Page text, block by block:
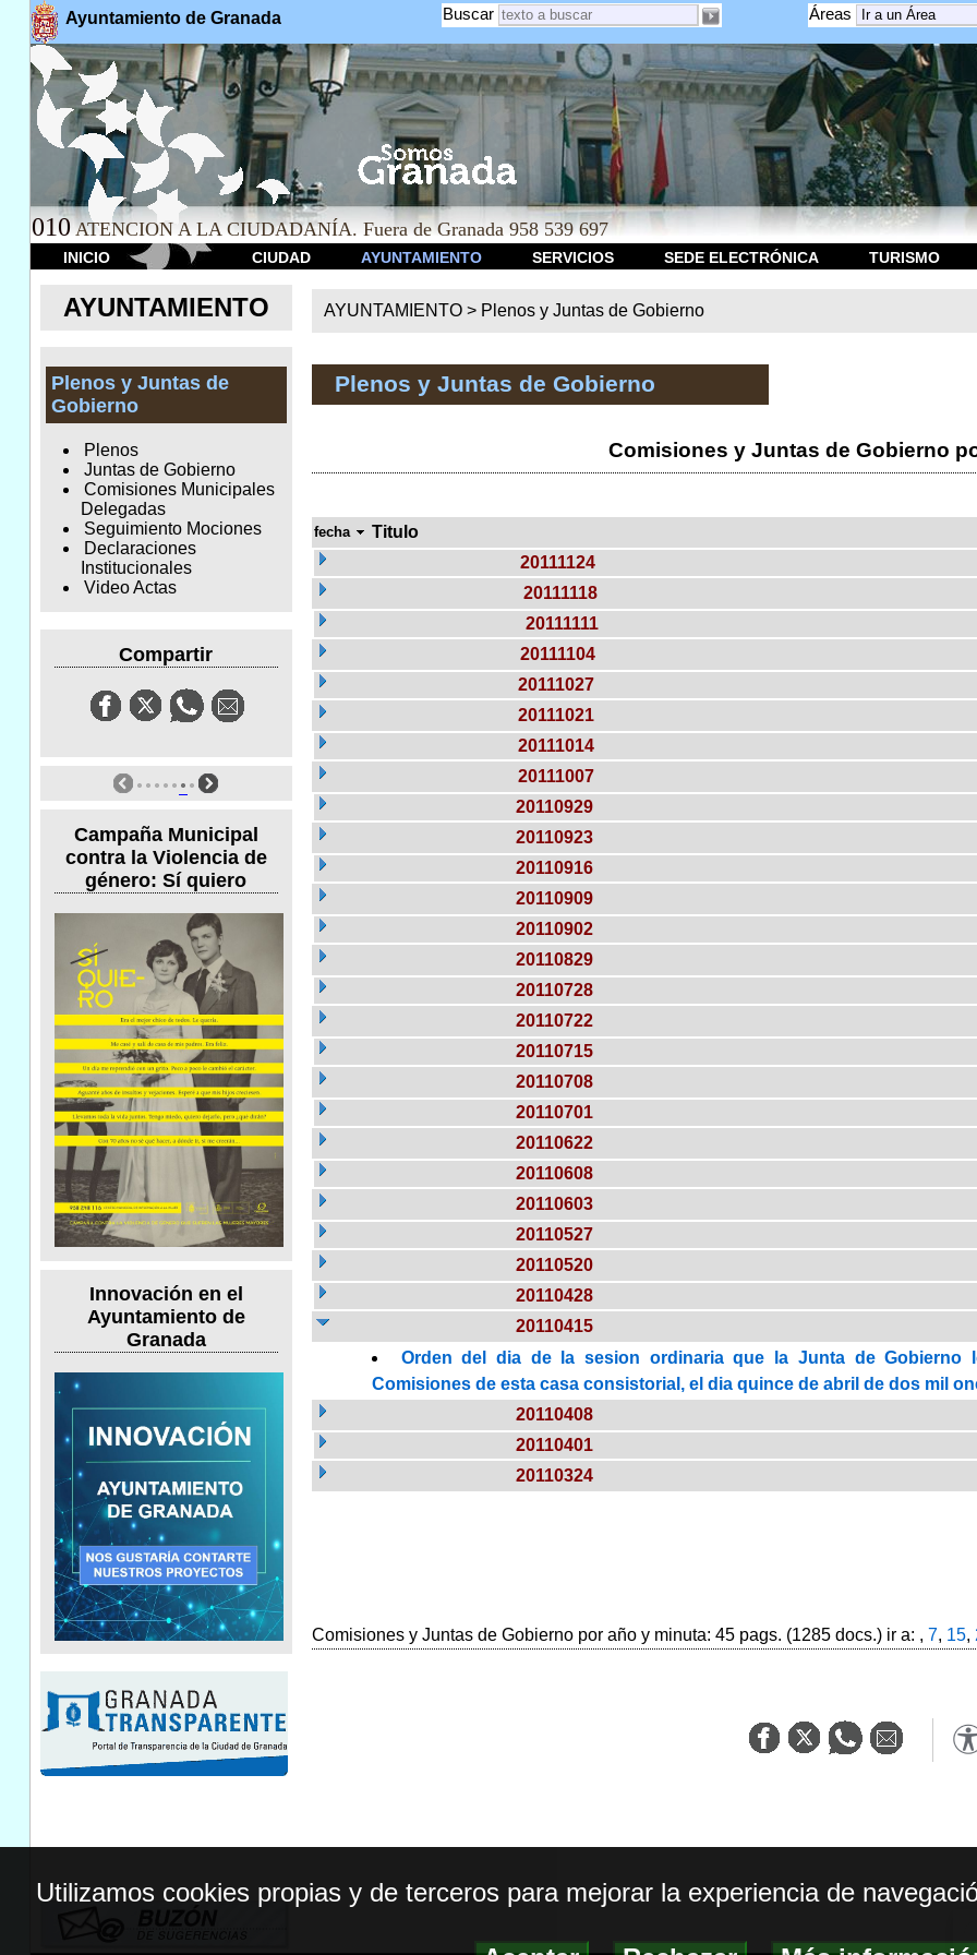
Ayuntamiento de Granada Áreas
Buscar
010 ATENCION A LA CIUDADANÍA. Fuera de Granada 958 539 697
INICIO CIUDAD AYUNTAMIENTO SERVICIOS SEDE ELECTRÓNICA TURISMO
AYUNTAMIENTO
Plenos y Juntas de
Gobierno
Plenos
Juntas de Gobierno
Comisiones Municipales
Delegadas
Seguimiento Mociones
Declaraciones
Institucionales
Video Actas
Compartir
Campaña Municipal
contra la Violencia de
género: Sí quiero
Innovación en el
Ayuntamiento de
Granada
AYUNTAMIENTO > Plenos y Juntas de Gobierno
Plenos y Juntas de Gobierno
Comisiones y Juntas de Gobierno
fecha Titulo
20111124
20111118
20111111
20111104
20111027
20111021
20111014
20111007
20110929
20110923
20110916
20110909
20110902
20110829
20110728
20110722
20110715
20110708
20110701
20110622
20110608
20110603
20110527
20110520
20110428
20110415
Orden del dia de la sesion ordinaria que la Junta de Gobierno
Comisiones de esta casa consistorial, el dia quince de abril de dos mil
20110408
20110401
20110324
Comisiones y Juntas de Gobierno por año y minuta: 45 pags. (1285 docs.) ir a: , 7, 15,
Utilizamos cookies propias y de terceros para mejorar la experiencia de